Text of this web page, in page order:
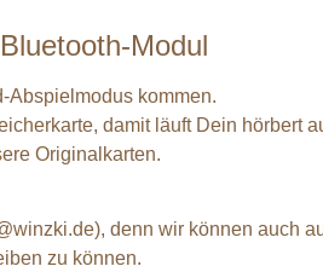
Modul
Abspielmodus kommen.
damit läuft Dein hörbert
Originalkarten.
denn wir können auch
zu können.